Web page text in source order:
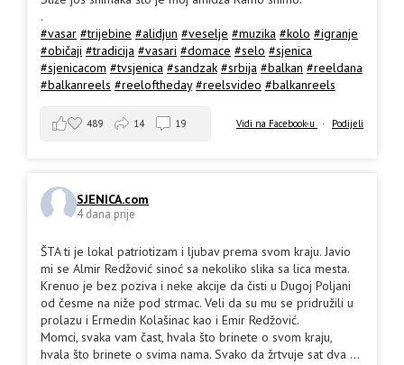
.
#vasar #trijebine #alidjun #veselje #muzika #kolo #igranje
#običaji #tradicija #vasari #domace #selo #sjenica
#sjenicacom #tvsjenica #sandzak #srbija #balkan #reeldana
#balkanreels #reeloftheday #reelsvideo #balkanreels
Vidi na Facebook-u · Podijeli
489 14 19
SJENICA.com
4 dana prije
ŠTA ti je lokal patriotizam i ljubav prema svom kraju. Javio
mi se Almir Redžović sinoć sa nekoliko slika sa lica mesta.
Krenuo je bez poziva i neke akcije da čisti u Dugoj Poljani
od česme na niže pod strmac. Veli da su mu se pridružili u
prolazu i Ermedin Kolašinac kao i Emir Redžović.
Momci, svaka vam čast, hvala što brinete o svom kraju,
hvala što brinete o svima nama. Svako da žrtvuje sat dva ...